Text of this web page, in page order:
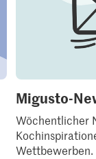
Migusto-
Wöchentlicher
Wettbewerben.